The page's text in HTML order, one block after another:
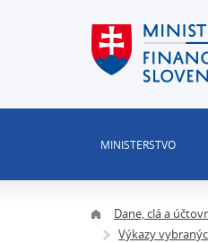
MINISTERSTVO
Dane, clá a
Výkazy